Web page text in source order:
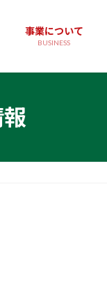
事業について
BUSINESS